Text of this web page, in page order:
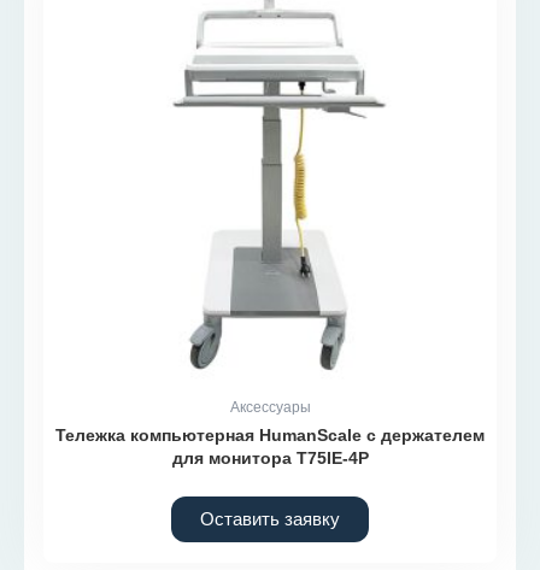
Аксессуары
Тележка компьютерная HumanScale с держателем
для монитора T75IE-4P
Оставить заявку